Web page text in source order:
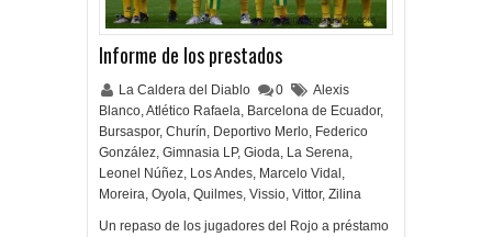
Informe de los prestados
La Caldera del Diablo 0
Alexis
Blanco,Atlético Rafaela, Barcelona de Ecuador,
Bursaspor, Churín, Deportivo Merlo, Federico
González, Gimnasia LP, Gioda, La Serena,
Leonel Núñez, Los Andes, Marcelo Vidal ,
Moreira, Oyola, Quilmes, Vissio, Vittor, Zilina
Un repaso de los jugadores del Rojo a préstamo